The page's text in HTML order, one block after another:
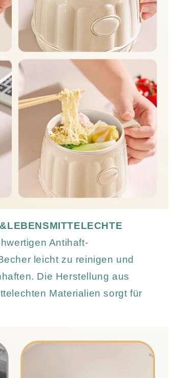
Antihaft-
leicht zu reinigen und
Die Herstellung aus
Materialien sorgt für